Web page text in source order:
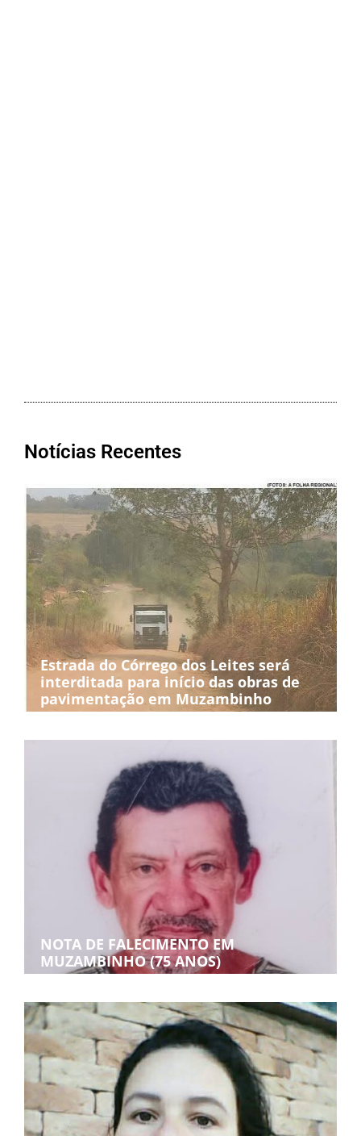
Notícias Recentes
Estrada do Córrego dos Leites será
interditada para início das obras de
pavimentação em Muzambinho
NOTA DE FALECIMENTO EM
MUZAMBINHO (75 ANOS)